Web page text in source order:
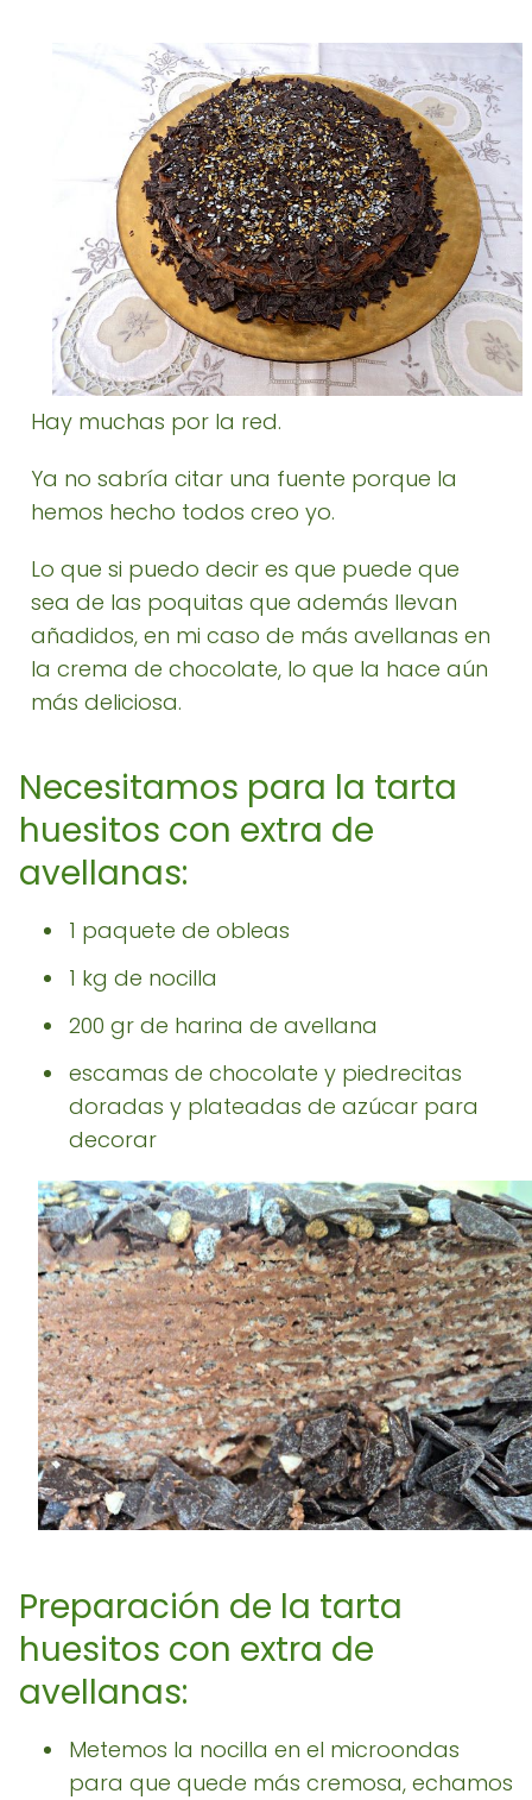
Hay muchas por la red.
Ya no sabría citar una fuente porque la
hemos hecho todos creo yo.
Lo que si puedo decir es que puede que
sea de las poquitas que además llevan
añadidos, en mi caso de más avellanas en
la crema de chocolate, lo que la hace aún
más deliciosa.
Necesitamos para la tarta
huesitos con extra de
avellanas:
1 paquete de obleas
1 kg de nocilla
200 gr de harina de avellana
escamas de chocolate y piedrecitas
doradas y plateadas de azúcar para
decorar
Preparación de la tarta
huesitos con extra de
avellanas:
Metemos la nocilla en el microondas
para que quede más cremosa, echamos